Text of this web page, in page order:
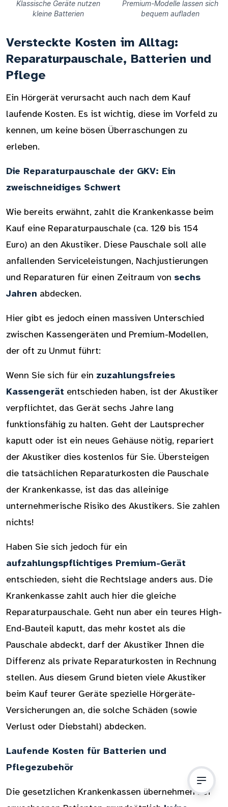
Klassische Geräte nutzen
kleine Batterien
Premium-Modelle lassen sich
bequem aufladen
Versteckte Kosten im Alltag:
Reparaturpauschale, Batterien und
Pflege
Ein Hörgerät verursacht auch nach dem Kauf
laufende Kosten. Es ist wichtig, diese im Vorfeld zu
kennen, um keine bösen Überraschungen zu
erleben.
Die Reparaturpauschale der GKV: Ein
zweischneidiges Schwert
Wie bereits erwähnt, zahlt die Krankenkasse beim
Kauf eine Reparaturpauschale (ca. 120 bis 154
Euro) an den Akustiker. Diese Pauschale soll alle
anfallenden Serviceleistungen, Nachjustierungen
und Reparaturen für einen Zeitraum von sechs
Jahren abdecken.
Hier gibt es jedoch einen massiven Unterschied
zwischen Kassengeräten und Premium-Modellen,
der oft zu Unmut führt:
Wenn Sie sich für ein zuzahlungsfreies
Kassengerät entschieden haben, ist der Akustiker
verpflichtet, das Gerät sechs Jahre lang
funktionsfähig zu halten. Geht der Lautsprecher
kaputt oder ist ein neues Gehäuse nötig, repariert
der Akustiker dies kostenlos für Sie. Übersteigen
die tatsächlichen Reparaturkosten die Pauschale
der Krankenkasse, ist das das alleinige
unternehmerische Risiko des Akustikers. Sie zahlen
nichts!
Haben Sie sich jedoch für ein
aufzahlungspflichtiges Premium-Gerät
entschieden, sieht die Rechtslage anders aus. Die
Krankenkasse zahlt auch hier die gleiche
Reparaturpauschale. Geht nun aber ein teures High-
End-Bauteil kaputt, das mehr kostet als die
Pauschale abdeckt, darf der Akustiker Ihnen die
Differenz als private Reparaturkosten in Rechnung
stellen. Aus diesem Grund bieten viele Akustiker
beim Kauf teurer Geräte spezielle Hörgeräte-
Versicherungen an, die solche Schäden (sowie
Verlust oder Diebstahl) abdecken.
Laufende Kosten für Batterien und
Pflegezubehör
Die gesetzlichen Krankenkassen übernehmen bei